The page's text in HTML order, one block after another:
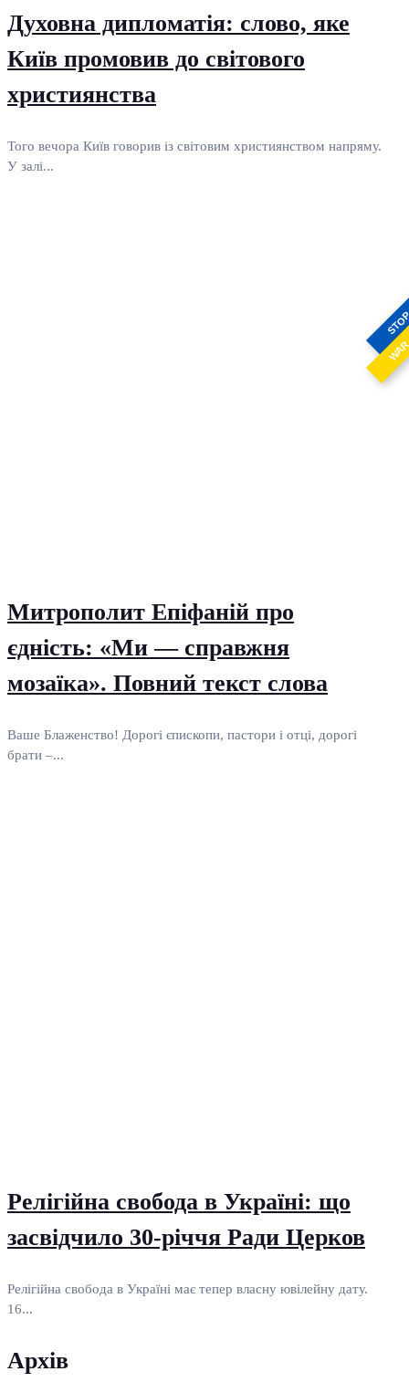
Духовна дипломатія: слово, яке
Київ промовив до світового
християнства
Того вечора Київ говорив із світовим християнством напряму.
У залі...
Митрополит Епіфаній про
єдність: «Ми — справжня
мозаїка». Повний текст слова
Ваше Блаженство! Дорогі єпископи, пастори і отці, дорогі
брати –...
Релігійна свобода в Україні: що
засвідчило 30-річчя Ради Церков
Релігійна свобода в Україні має тепер власну ювілейну дату.
16...
Архів